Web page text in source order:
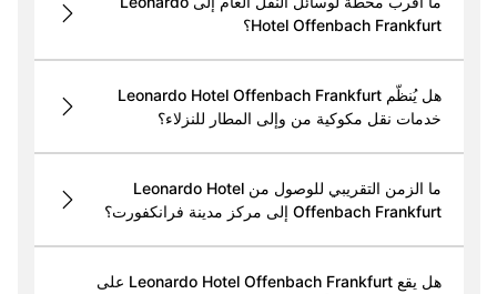
Hotel Offenbach Frankfurt؟
هل يُنظّم Leonardo Hotel Offenbach Frankfurt
خدمات نقل مكوكية من وإلى المطار للنزلاء؟
ما الزمن التقريبي للوصول من Leonardo Hotel
Offenbach Frankfurt إلى مركز مدينة فرانكفورت؟
هل يقع Leonardo Hotel Offenbach Frankfurt على